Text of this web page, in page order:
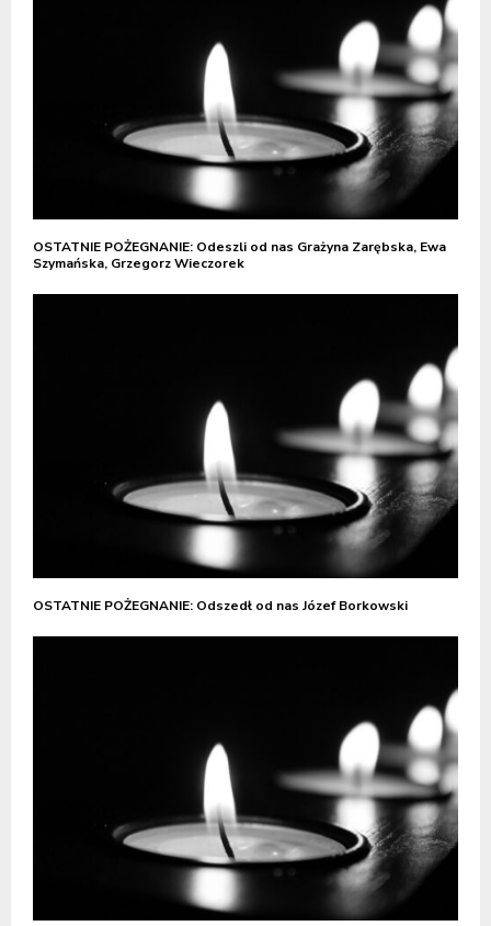
OSTATNIE POŻEGNANIE: Odeszli od nas Grażyna Zarębska, Ewa
Szymańska, Grzegorz Wieczorek
OSTATNIE POŻEGNANIE: Odszedł od nas Józef Borkowski